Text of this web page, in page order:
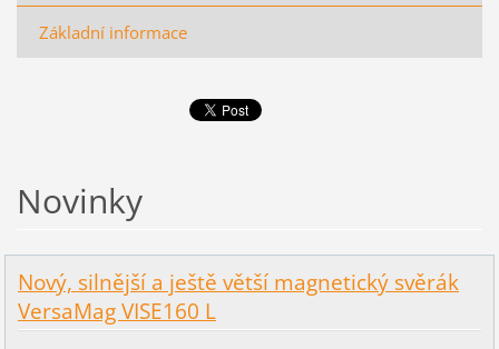
Základní informace
Novinky
Nový, silnější a ještě větší magnetický svěrák
VersaMag VISE160 L